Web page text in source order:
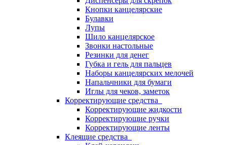
Кнопки канцелярские
Булавки
Лупы
Шило канцелярское
Звонки настольные
Резинки для денег
Губка и гель для пальцев
Наборы канцелярских мелочей
Напальчники для бумаги
Иглы для чеков, заметок
Корректирующие средства
Корректирующие жидкости
Корректирующие ручки
Корректирующие ленты
Клеящие средства